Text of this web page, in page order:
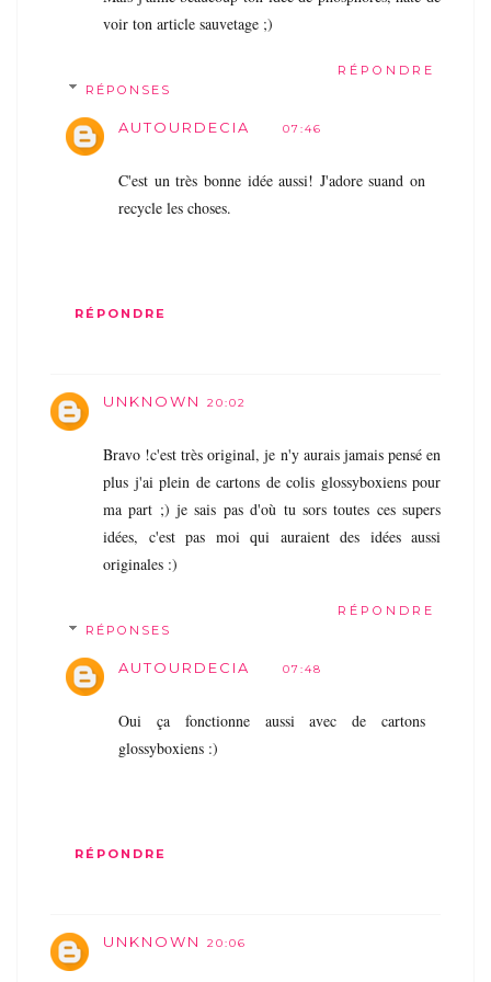
voir ton article sauvetage ;)
RÉPONDRE
RÉPONSES
AUTOURDECIA 07:46
C'est un très bonne idée aussi! J'adore suand on
recycle les choses.
RÉPONDRE
UNKNOWN 20:02
Bravo !c'est très original, je n'y aurais jamais pensé en
plus j'ai plein de cartons de colis glossyboxiens pour
ma part ;) je sais pas d'où tu sors toutes ces supers
idées, c'est pas moi qui auraient des idées aussi
originales :)
RÉPONDRE
RÉPONSES
AUTOURDECIA 07:48
Oui ça fonctionne aussi avec de cartons
glossyboxiens :)
RÉPONDRE
UNKNOWN 20:06